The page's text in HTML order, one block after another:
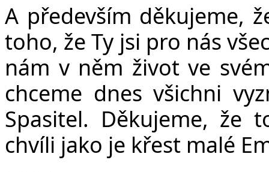
A především děkujeme,
toho, že Ty jsi pro nás
nám v něm život ve
chceme dnes všichni
Spasitel. Děkujeme, že
chvíli jako je křest malé